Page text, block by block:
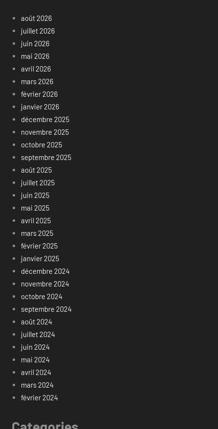
août 2026
juillet 2026
juin 2026
mai 2026
avril 2026
mars 2026
février 2026
janvier 2026
décembre 2025
novembre 2025
octobre 2025
septembre 2025
août 2025
juillet 2025
juin 2025
mai 2025
avril 2025
mars 2025
février 2025
janvier 2025
décembre 2024
novembre 2024
octobre 2024
septembre 2024
août 2024
juillet 2024
juin 2024
mai 2024
avril 2024
mars 2024
février 2024